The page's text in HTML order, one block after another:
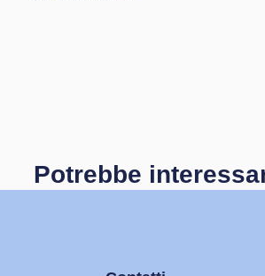
Potrebbe